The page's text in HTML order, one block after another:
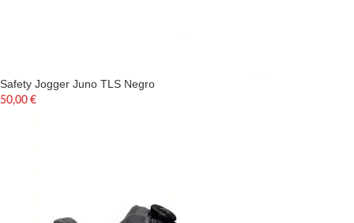
Safety Jogger Juno TLS Negro
50,00 €